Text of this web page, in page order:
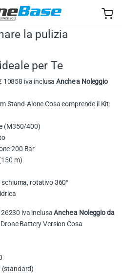
la pulizia
per Te
10858 iva inclusaAnche a Noleggio
Stand-Alone Cosa comprende il Kit:
(M350/400)
200 Bar
m)
schiuma, rotativo 360°
iva inclusaAnche a Noleggio da
Battery Version Cosa
(standard)